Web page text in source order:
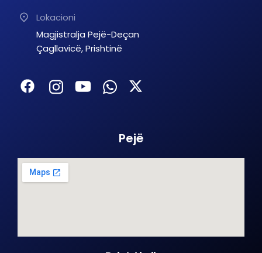
Lokacioni
Magjistralja Pejë-Deçan
Çagllavicë, Prishtinë
Pejë